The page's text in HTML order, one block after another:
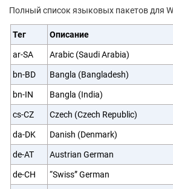
Полный список языковых пакетов для
Тег Описание
ar-SA Arabic (Saudi Arabia)
bn-BD Bangla (Bangladesh)
bn-IN Bangla (India)
cs-CZ Czech (Czech Republic)
da-DK Danish (Denmark)
de-AT Austrian German
de-CH “Swiss” German